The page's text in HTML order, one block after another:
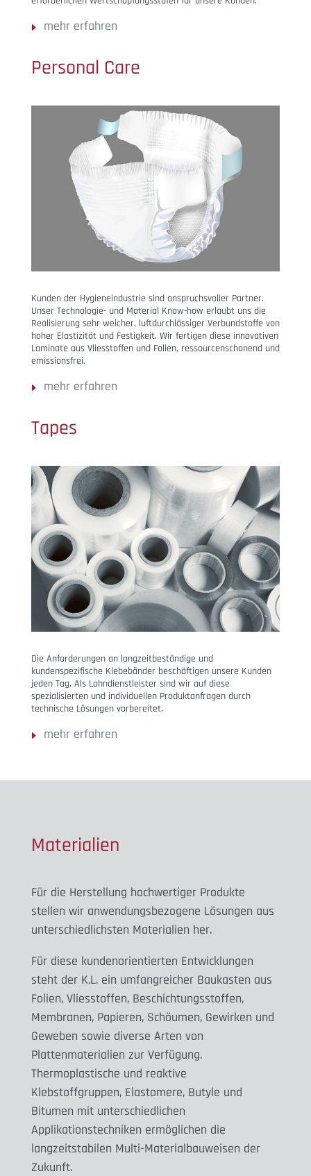
mehr erfahren
Personal Care
Kunden der Hygieneindustrie sind anspruchsvoller Partner.
Unser Technologie- und Material Know-how erlaubt uns die
Realisierung sehr weicher, luftdurchlässiger Verbundstoffe von
hoher Elastizität und Festigkeit. Wir fertigen diese innovativen
Laminate aus Vliesstoffen und Folien, ressourcenschonend und
emissionsfrei.
mehr erfahren
Tapes
Die Anforderungen an langzeitbeständige und
kundenspezifische Klebebänder beschäftigen unsere Kunden
jeden Tag. Als Lohndienstleister sind wir auf diese
spezialisierten und individuellen Produktanfragen durch
technische Lösungen vorbereitet.
mehr erfahren
Materialien
Für die Herstellung hochwertiger Produkte
stellen wir anwendungsbezogene Lösungen aus
unterschiedlichsten Materialien her.
Für diese kundenorientierten Entwicklungen
steht der K.L. ein umfangreicher Baukasten aus
Folien, Vliesstoffen, Beschichtungsstoffen,
Membranen, Papieren, Schöumen, Gewirken und
Geweben sowie diverse Arten von
Plattenmaterialien zur Verfügung.
Thermoplastische und reaktive
Klebstoffgruppen, Elastomere, Butyle und
Bitumen mit unterschiedlichen
Applikationstechniken ermöglichen die
langzeitstabilen Multi-Materialbauweisen der
Zukunft.